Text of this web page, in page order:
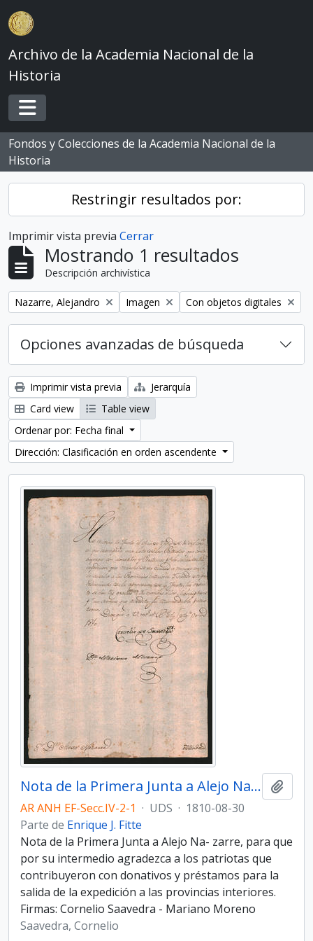
Skip to main content
Archivo de la Academia Nacional de la
Historia
Toggle navigation
Fondos y Colecciones de la Academia Nacional de la
Historia
Restringir resultados por:
Imprimir vista previa Cerrar
Mostrando 1 resultados
Descripción archivística
Remove filter:
Nazarre, Alejandro Remove filter:
Imagen Remove filter:
Con objetos digitales
Opciones avanzadas de búsqueda
Imprimir vista previa
Jerarquía
Card view
Table view
Ordenar por: Fecha final
Dirección: Clasificación en orden ascendente
Nota de la Primera Junta a Alejo Nazarre
AR ANH EF-Secc.IV-2-1 · UDS · 1810-08-30
Parte de Enrique J. Fitte
Nota de la Primera Junta a Alejo Na- zarre, para que
por su intermedio agradezca a los patriotas que
contribuyeron con donativos y préstamos para la
salida de la expedición a las provincias interiores.
Firmas: Cornelio Saavedra - Mariano Moreno
Saavedra, Cornelio